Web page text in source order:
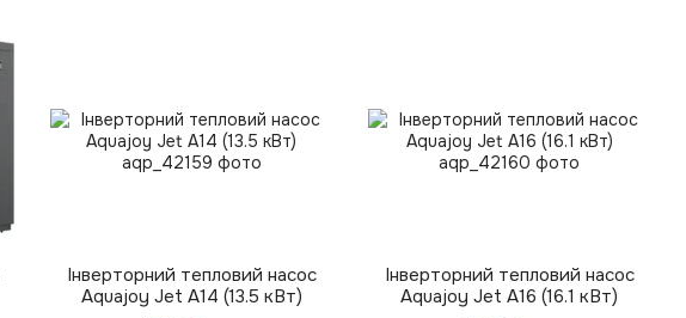
Інверторний тепловий насос
Aquajoy Jet A14 (13.5 кВт)
Інверторний тепловий насос
Aquajoy Jet A16 (16.1 кВт)